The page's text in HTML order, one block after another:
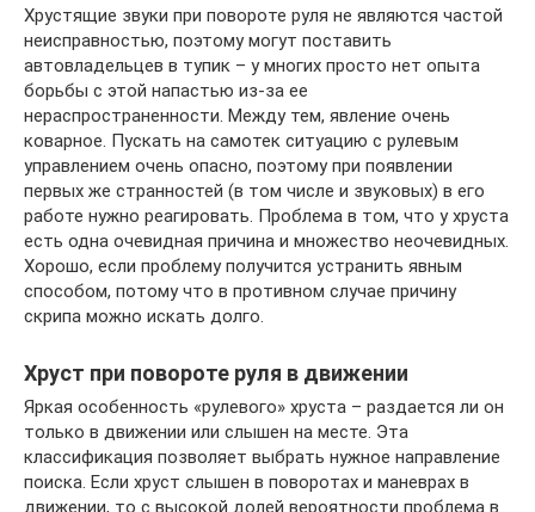
Хрустящие звуки при повороте руля не являются частой
неисправностью, поэтому могут поставить
автовладельцев в тупик – у многих просто нет опыта
борьбы с этой напастью из-за ее
нераспространенности. Между тем, явление очень
коварное. Пускать на самотек ситуацию с рулевым
управлением очень опасно, поэтому при появлении
первых же странностей (в том числе и звуковых) в его
работе нужно реагировать. Проблема в том, что у хруста
есть одна очевидная причина и множество неочевидных.
Хорошо, если проблему получится устранить явным
способом, потому что в противном случае причину
скрипа можно искать долго.
Хруст при повороте руля в движении
Яркая особенность «рулевого» хруста – раздается ли он
только в движении или слышен на месте. Эта
классификация позволяет выбрать нужное направление
поиска. Если хруст слышен в поворотах и маневрах в
движении, то с высокой долей вероятности проблема в